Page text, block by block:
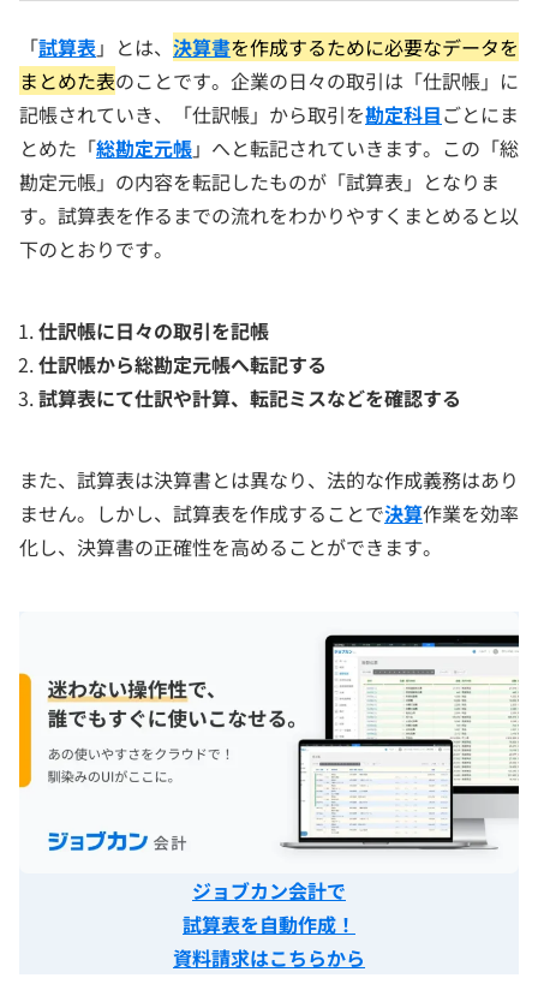
「試算表」とは、 決算書を作成するために必要なデータを
まとめた表のことです。企業の日々の取引は「仕訳帳」に
記帳されていき、「仕訳帳」から取引を勘定科目ごとにま
とめた「総勘定元帳」へと転記されていきます。この「総
勘定元帳」の内容を転記したものが「試算表」となりま
す。試算表を作るまでの流れをわかりやすくまとめると以
下のとおりです。
仕訳帳に日々の取引を記帳
仕訳帳から総勘定元帳へ転記する
試算表にて仕訳や計算、転記ミスなどを確認する
また、試算表は決算書とは異なり、法的な作成義務はあり
ません。しかし、試算表を作成することで決算作業を効率
化し、決算書の正確性を高めることができます。
ジョブカン会計で
試算表を自動作成！
資料請求はこちらから